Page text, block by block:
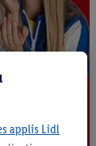
applis Lidl